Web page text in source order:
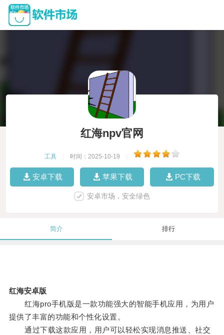
红海npv官网
工具 时间：2025-10-19
安卓下载 苹果下载 PC下载
安卓市场，安全绿色
简介 排行
红海安卓版
红海pro手机版是一款功能强大的智能手机应用，为用户
提供了丰富的功能和个性化设置。
通过下载这款应用，用户可以轻松实现消息推送、社交